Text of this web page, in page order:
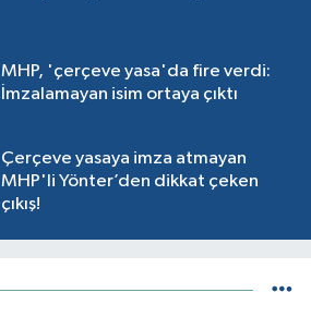
MHP, 'çerçeve yasa'da fire verdi:
İmzalamayan isim ortaya çıktı
Çerçeve yasaya imza atmayan
MHP'li Yönter’den dikkat çeken
çıkış!